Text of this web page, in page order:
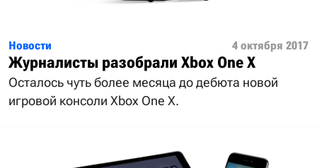
Новости 4 октября 2017
Журналисты разобрали Xbox One X
Осталось чуть более месяца до дебюта новой
игровой консоли Xbox One X.